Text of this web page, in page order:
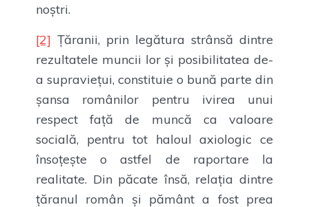
noștri.
[2] Țăranii, prin legătura strânsă dintre
rezultatele muncii lor și posibilitatea de-
a supraviețui, constituie o bună parte din
șansa românilor pentru ivirea unui
respect față de muncă ca valoare
socială, pentru tot haloul axiologic ce
însoțește o astfel de raportare la
realitate. Din păcate însă, relația dintre
țăranul român și pământ a fost prea